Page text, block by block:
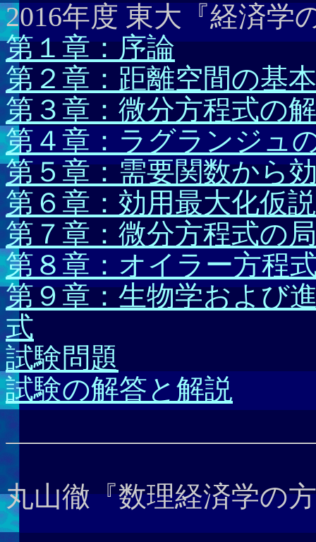
2016年度 東大『経済学
第１章：序論
第２章：距離空間の基
第３章：微分方程式の
第４章：ラグランジュ
第５章：需要関数から
第６章：効用最大化仮
第７章：微分方程式の
第８章：オイラー方程
第９章：生物学および
式
試験問題
試験の解答と解説
丸山徹『数理経済学の